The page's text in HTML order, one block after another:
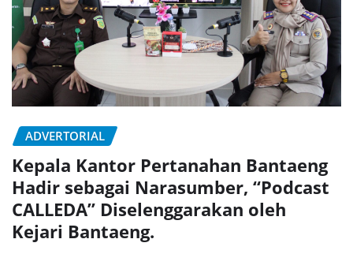
ADVERTORIAL
Kepala Kantor Pertanahan Bantaeng
Hadir sebagai Narasumber, “Podcast
CALLEDA” Diselenggarakan oleh
Kejari Bantaeng.